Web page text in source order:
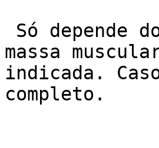
massa
indicada.
completo.